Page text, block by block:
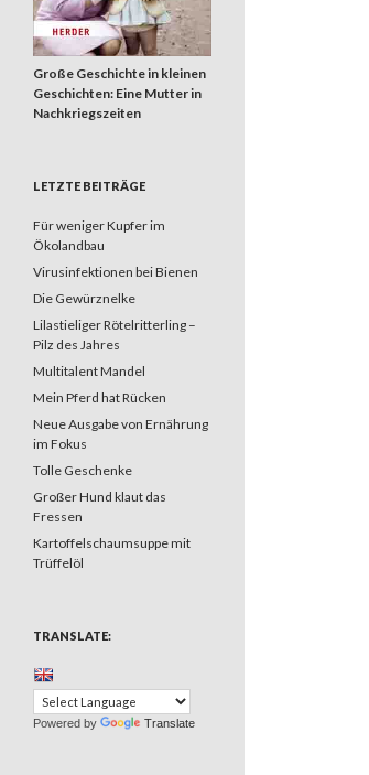
Große Geschichte in kleinen
Geschichten: Eine Mutter in
Nachkriegszeiten
LETZTE BEITRÄGE
Für weniger Kupfer im
Ökolandbau
Virusinfektionen bei Bienen
Die Gewürznelke
Lilastieliger Rötelritterling –
Pilz des Jahres
Multitalent Mandel
Mein Pferd hat Rücken
Neue Ausgabe von Ernährung
im Fokus
Tolle Geschenke
Großer Hund klaut das
Fressen
Kartoffelschaumsuppe mit
Trüffelöl
TRANSLATE:
Powered by Translate